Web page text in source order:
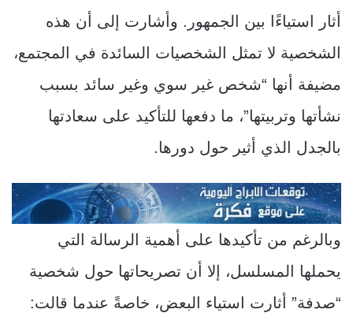
أثار استياءًا بين الجمهور. وأشارت إلى أن هذه
الشخصية لا تمثل الشخصيات السائدة في المجتمع،
مضيفة أنها “شخص غير سوي وغير سائد بسبب
نشأتها وتربيتها”، ما دفعها للتأكيد على سعادتها
بالجدل الذي أثير حول دورها.
وبالرغم من تأكيدها على أهمية الرسالة التي
يحملها المسلسل، إلا أن تصريحاتها حول شخصية
“صدفة” أثارت استياء البعض، خاصةً عندما قالت: